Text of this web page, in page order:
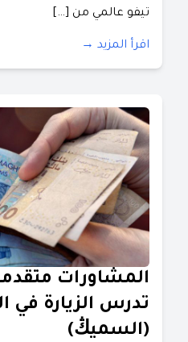
تيفو عالمي من […]
اقرأ المزيد →
المشاورات
تدرس الزيارة في
(السميڭ)